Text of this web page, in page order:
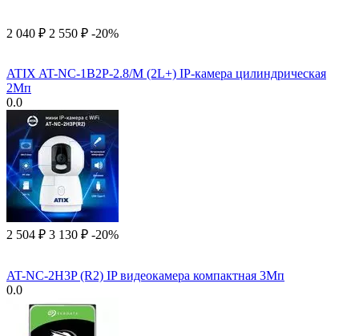
2 040 ₽ 2 550 ₽ -20%
ATIX AT-NC-1B2P-2.8/M (2L+) IP-камера цилиндрическая
2Мп
0.0
2 504 ₽ 3 130 ₽ -20%
AT-NC-2H3P (R2) IP видеокамера компактная 3Мп
0.0